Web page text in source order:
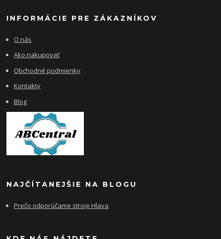
INFORMÁCIE PRE ZÁKAZNÍKOV
O nás
Ako nakupovať
Obchodné podmienky
Kontakty
Blog
NAJČÍTANEJŠIE NA BLOGU
Prečo odporúčame stroje Hlava